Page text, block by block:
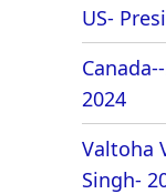
US-
2024
Valtoha
Singh-